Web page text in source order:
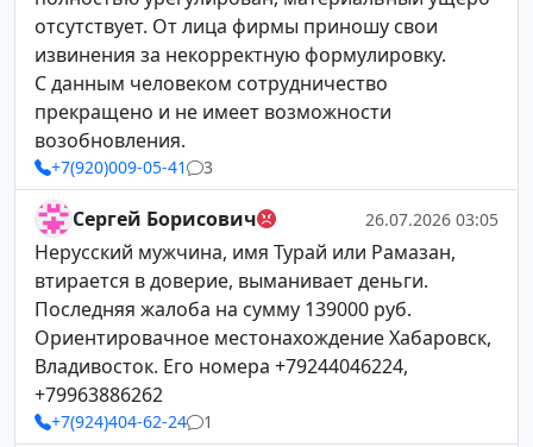
отсутствует. От лица фирмы приношу свои
извинения за некорректную формулировку.
С данным человеком сотрудничество
прекращено и не имеет возможности
возобновления.
+7(920)009-05-41 3
Сергей Борисович 26.07.2026 03:05
Нерусский мужчина, имя Турай или Рамазан,
втирается в доверие, выманивает деньги.
Последняя жалоба на сумму 139000 руб.
Ориентировачное местонахождение Хабаровск,
Владивосток. Его номера +79244046224,
+79963886262
+7(924)404-62-24 1